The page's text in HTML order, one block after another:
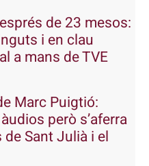
de 23 mesos:
i en clau
a mans de TVE
Marc Puigtió:
però s’aferra
Sant Julià i el